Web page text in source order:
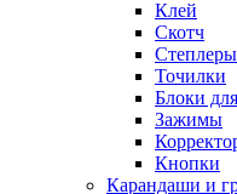
Клей
Скотч
Степлеры
Точилки
Блоки
Зажимы
Кнопки
Карандаши и